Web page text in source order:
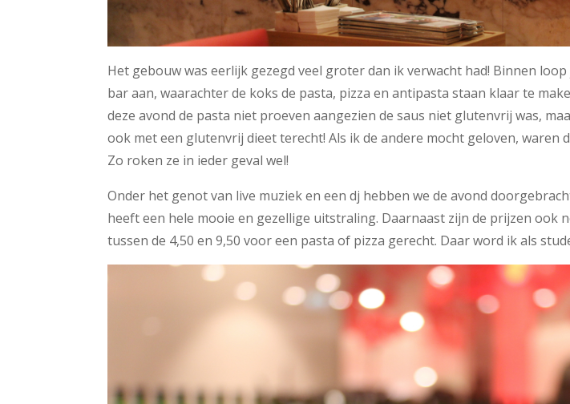
Het gebouw was eerlijk gezegd veel groter dan ik verwacht had! Binnen
bar aan, waarachter de koks de pasta, pizza en antipasta staan klaar te
deze avond de pasta niet proeven aangezien de saus niet glutenvrij was,
ook met een glutenvrij dieet terecht! Als ik de andere mocht geloven, waren
Zo roken ze in ieder geval wel!
Onder het genot van live muziek en een dj hebben we de avond
heeft een hele mooie en gezellige uitstraling. Daarnaast zijn de prijzen ook
tussen de 4,50 en 9,50 voor een pasta of pizza gerecht. Daar word ik als